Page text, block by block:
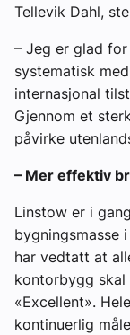
Tellevik Dahl,
– Jeg er glad
systematisk
internasjonal
Gjennom et
påvirke
– Mer effektiv
Linstow er i
bygningsmasse
har vedtatt at
kontorbygg skal
«Excellent».
kontinuerlig